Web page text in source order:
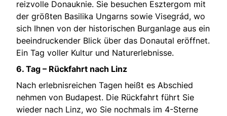
reizvolle Donauknie. Sie besuchen Esztergom mit
der größten Basilika Ungarns sowie Visegrád, wo
sich Ihnen von der historischen Burganlage aus ein
beeindruckender Blick über das Donautal eröffnet.
Ein Tag voller Kultur und Naturerlebnisse.
6. Tag – Rückfahrt nach Linz
Nach erlebnisreichen Tagen heißt es Abschied
nehmen von Budapest. Die Rückfahrt führt Sie
wieder nach Linz, wo Sie nochmals im 4-Sterne